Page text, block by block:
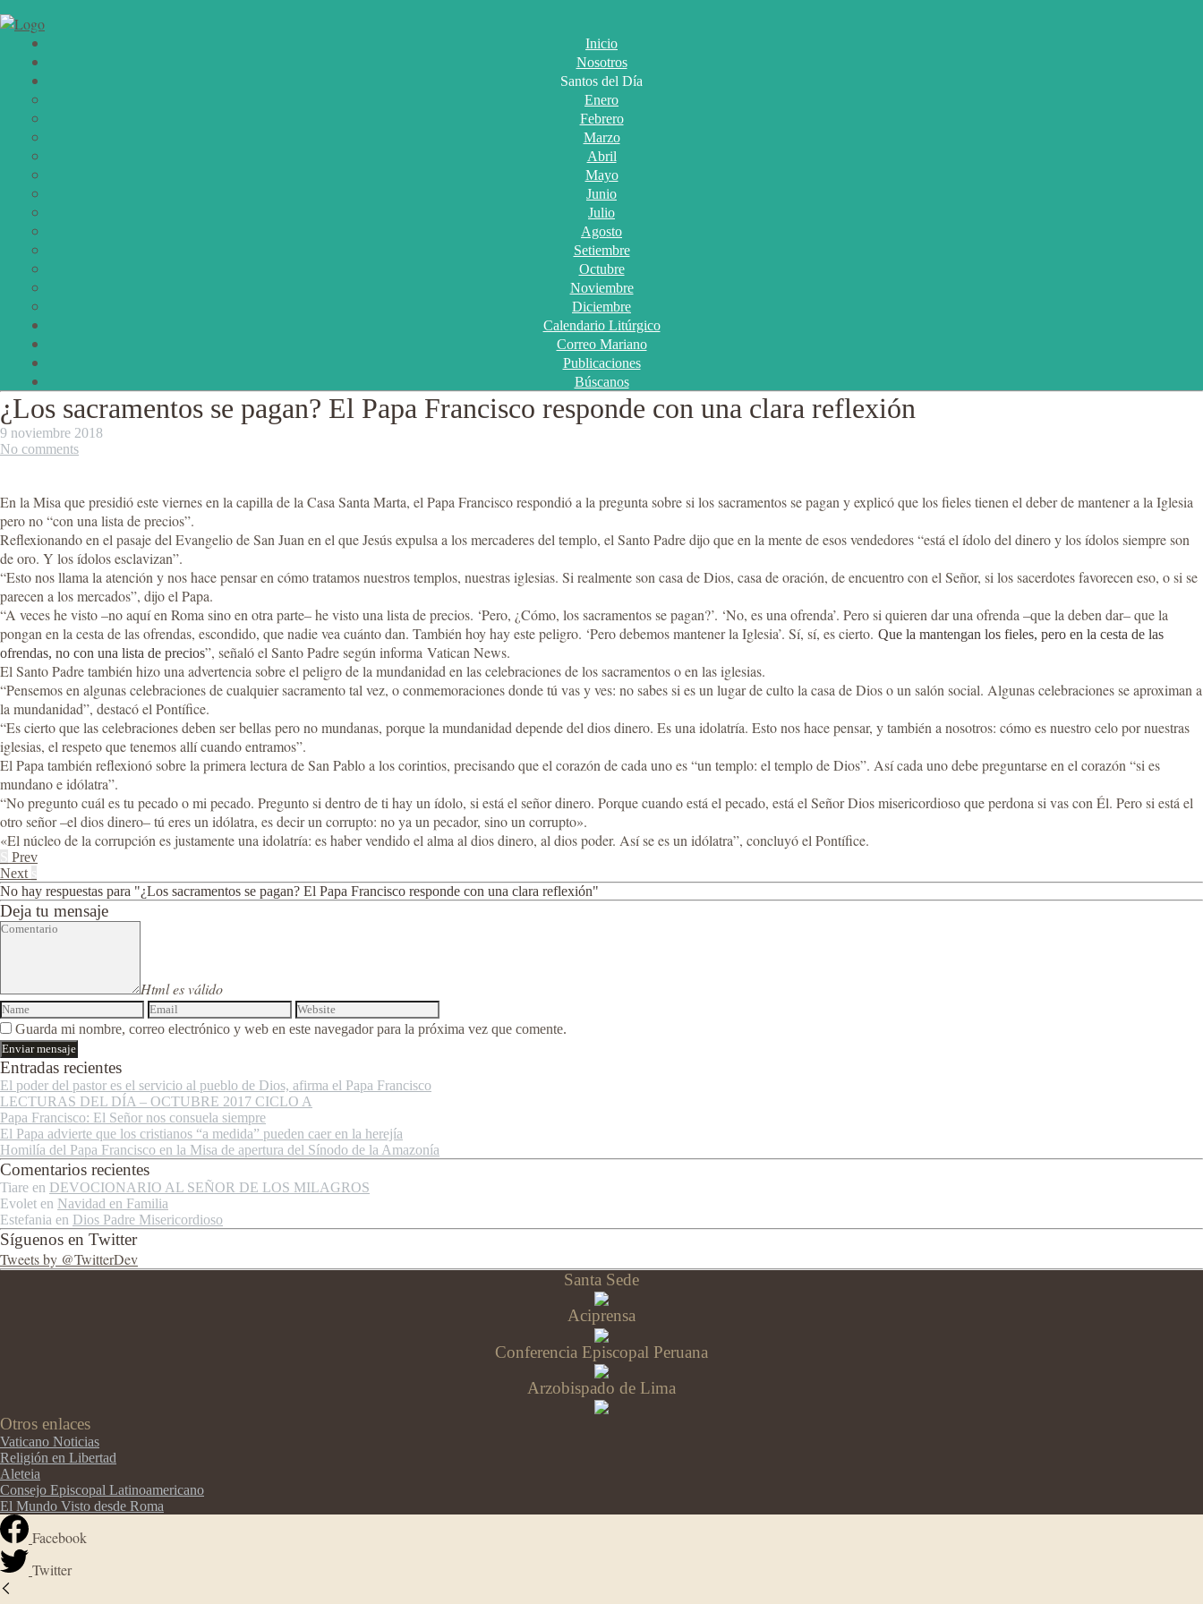
Inicio
Nosotros
Santos del Día
Enero
Febrero
Marzo
Abril
Mayo
Junio
Julio
Agosto
Setiembre
Octubre
Noviembre
Diciembre
Calendario Litúrgico
Correo Mariano
Publicaciones
Búscanos
¿Los sacramentos se pagan? El Papa Francisco responde con una clara reflexión
9 noviembre 2018
No comments
En la Misa que presidió este viernes en la capilla de la Casa Santa Marta, el Papa Francisco respondió a la pregunta sobre si los sacramentos se pagan y explicó que los fieles tienen el deber de mantener a la Iglesia
pero no “con una lista de precios”.
Reflexionando en el pasaje del Evangelio de San Juan en el que Jesús expulsa a los mercaderes del templo, el Santo Padre dijo que en la mente de esos vendedores “está el ídolo del dinero y los ídolos siempre son
de oro. Y los ídolos esclavizan”.
“Esto nos llama la atención y nos hace pensar en cómo tratamos nuestros templos, nuestras iglesias. Si realmente son casa de Dios, casa de oración, de encuentro con el Señor, si los sacerdotes favorecen eso, o si se
parecen a los mercados”, dijo el Papa.
“A veces he visto –no aquí en Roma sino en otra parte– he visto una lista de precios. ‘Pero, ¿Cómo, los sacramentos se pagan?’. ‘No, es una ofrenda’. Pero si quieren dar una ofrenda –que la deben dar– que la
pongan en la cesta de las ofrendas, escondido, que nadie vea cuánto dan. También hoy hay este peligro. ‘Pero debemos mantener la Iglesia’. Sí, sí, es cierto. Que la mantengan los fieles, pero en la cesta de las
ofrendas, no con una lista de precios”, señaló el Santo Padre según informa Vatican News.
El Santo Padre también hizo una advertencia sobre el peligro de la mundanidad en las celebraciones de los sacramentos o en las iglesias.
“Pensemos en algunas celebraciones de cualquier sacramento tal vez, o conmemoraciones donde tú vas y ves: no sabes si es un lugar de culto la casa de Dios o un salón social. Algunas celebraciones se aproximan a
la mundanidad”, destacó el Pontífice.
“Es cierto que las celebraciones deben ser bellas pero no mundanas, porque la mundanidad depende del dios dinero. Es una idolatría. Esto nos hace pensar, y también a nosotros: cómo es nuestro celo por nuestras
iglesias, el respeto que tenemos allí cuando entramos”.
El Papa también reflexionó sobre la primera lectura de San Pablo a los corintios, precisando que el corazón de cada uno es “un templo: el templo de Dios”. Así cada uno debe preguntarse en el corazón “si es
mundano e idólatra”.
“No pregunto cuál es tu pecado o mi pecado. Pregunto si dentro de ti hay un ídolo, si está el señor dinero. Porque cuando está el pecado, está el Señor Dios misericordioso que perdona si vas con Él. Pero si está el
otro señor –el dios dinero– tú eres un idólatra, es decir un corrupto: no ya un pecador, sino un corrupto».
«El núcleo de la corrupción es justamente una idolatría: es haber vendido el alma al dios dinero, al dios poder. Así se es un idólatra”, concluyó el Pontífice.
Prev
Next
No hay respuestas para "¿Los sacramentos se pagan? El Papa Francisco responde con una clara reflexión"
Deja tu mensaje
Html es válido
Guarda mi nombre, correo electrónico y web en este navegador para la próxima vez que comente.
Entradas recientes
El poder del pastor es el servicio al pueblo de Dios, afirma el Papa Francisco
LECTURAS DEL DÍA – OCTUBRE 2017 CICLO A
Papa Francisco: El Señor nos consuela siempre
El Papa advierte que los cristianos “a medida” pueden caer en la herejía
Homilía del Papa Francisco en la Misa de apertura del Sínodo de la Amazonía
Comentarios recientes
Tiare en DEVOCIONARIO AL SEÑOR DE LOS MILAGROS
Evolet en Navidad en Familia
Estefania en Dios Padre Misericordioso
Síguenos en Twitter
Tweets by @TwitterDev
Santa Sede
Aciprensa
Conferencia Episcopal Peruana
Arzobispado de Lima
Otros enlaces
Vaticano Noticias
Religión en Libertad
Aleteia
Consejo Episcopal Latinoamericano
El Mundo Visto desde Roma
Facebook
Twitter